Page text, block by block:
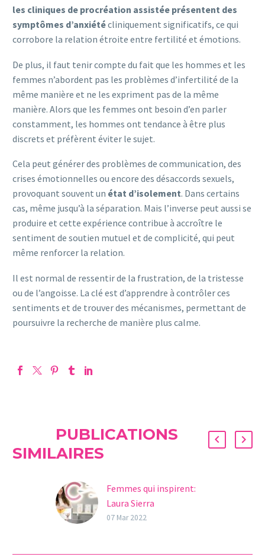
les cliniques de procréation assistée présentent des
symptômes d’anxiétécliniquement significatifs, ce qui
corrobore la relation étroite entre fertilité et émotions.
De plus, il faut tenir compte du fait que les hommes et les
femmes n’abordent pas les problèmes d’infertilité de la
même manière et ne les expriment pas de la même
manière. Alors que les femmes ont besoin d’en parler
constamment, les hommes ont tendance à être plus
discrets et préfèrent éviter le sujet.
Cela peut générer des problèmes de communication, des
crises émotionnelles ou encore des désaccords sexuels,
provoquant souvent un état d’isolement. Dans certains
cas, même jusqu’à la séparation. Mais l’inverse peut aussi se
produire et cette expérience contribue à accroître le
sentiment de soutien mutuel et de complicité, qui peut
même renforcer la relation.
Il est normal de ressentir de la frustration, de la tristesse
ou de l’angoisse. La clé est d’apprendre à contrôler ces
sentiments et de trouver des mécanismes, permettant de
poursuivre la recherche de manière plus calme.
PUBLICATIONS
SIMILAIRES
Femmes qui inspirent:
Laura Sierra
Au mois de Mars, dans le
07 Mar 2022